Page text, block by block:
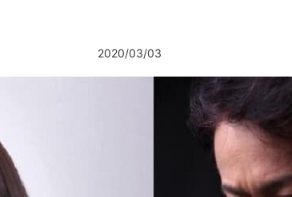
2020/03/03